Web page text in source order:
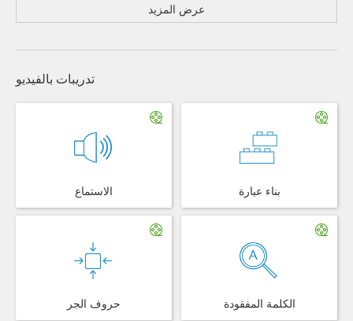
عرض المزيد
تدريبات بالفيديو
الاستماع بناء عبارة
حروف الجر الكلمة المفقودة